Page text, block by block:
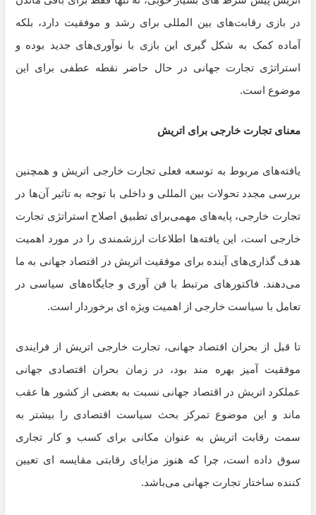
در بازی رقابت‌های بین المللی برای رشد و موفقیت دارد، بلکه
آماده کمک به شکل گیری این بازی با نوآوری‌های جدید بوده و
استراتژی تجارت جهانی در حال حاضر نقطه عطفی برای این
موضوع است.
معنای تجارت خارجی برای اتریش
یافته‌های مربوط به توسعه فعلی تجارت خارجی اتریش و همچنین
بررسی مجدد تحولات بین المللی و داخلی با توجه به تاثیر آن‌ها در
تجارت خارجی، پایه‌های مهمی‌برای تطبیق اصلاح استراتژی تجارت
خارجی است، این یافته‌ها اطلاعات ارزشمندی را در مورد اهمیت
هدف گذاری‌های آینده برای موفقیت اتریش در اقتصاد جهانی به ما
می‌دهند. فاکتورهای مرتبط با فن آوری و جایگاه‌های سیاسی در
تعامل با سیاست خارجی از اهمیت ویژه ای برخوردار است.
تا قبل از بحران اقتصاد جهانی، تجارت خارجی اتریش از فرایندی
موفقیت آمیز بهره مند بود، در زمان بحران اقتصادی جهانی
عملکرد اتریش در اقتصاد جهانی نسبت به بعضی از کشور ها عقب
ماند و این موضوع تمرکز بحث سیاست اقتصادی را بیشتر به
سمت رقابت اتریش به عنوان مکانی برای کسب و کار تجاری
سوق داده است، چرا که هنوز مزایای رقابتی مقایسه ای تعیین
کننده ساختار تجارت جهانی می‌باشد.